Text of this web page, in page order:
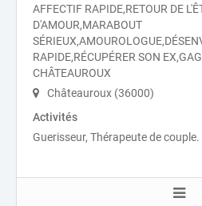
AFFECTIF RAPIDE,RETOUR DE
D'AMOUR,MARABOUT
RAPIDE,RÉCUPÉRER SON
CHÂTEAUROUX
Châteauroux (36000)
Activités
Guerisseur, Thérapeute de couple.